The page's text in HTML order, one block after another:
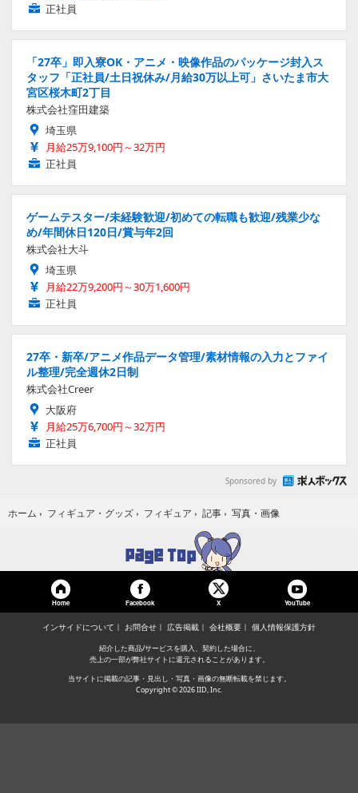
正社員
「27卒」即入寮OK・アニメ・映像作品のパッケージ封入ス
タッフ「正社員/土日祝休み/月給30万以上可」さいたま市大
宮区桜木町2丁目
株式会社窪田建築
埼玉県
月給25万9,100円～32万円
正社員
ゲームテスター/未経験歓迎/初めての転職も歓迎/残業少な
め/年間休日120日/賞与年2回
株式会社大斗
埼玉県
月給22万9,200円～30万1,600円
正社員
27卒・新卒/アニメ作品データ管理/素材情報の入力とファイ
ル整理/完全週休2日制
株式会社Creer
大阪府
月給25万6,700円～32万円
正社員
Sponsored by
ホーム › フィギュア・グッズ › フィギュア › 記事 › 写真・画像
Home Facebook X YouTube
インサイドについて お問合せ 広告掲載 会社概要 個人情報保護方針
紹介した商品/サービスを購入、契約した場合に、
売上の一部が弊社サイトに還元されることがあります。
当サイトに掲載の記事・見出し・写真・画像の無断転載を禁じます。
Copyright © 2026 IID, Inc.